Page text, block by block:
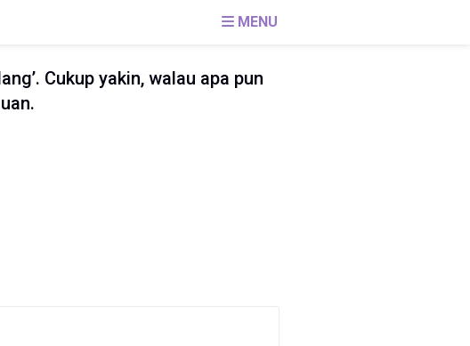
MENU
Cukup yakin, walau apa pun